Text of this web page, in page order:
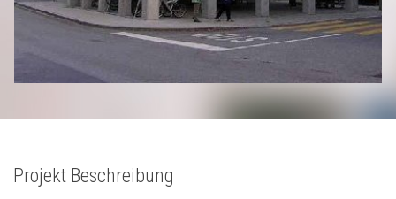
Projekt Beschreibung